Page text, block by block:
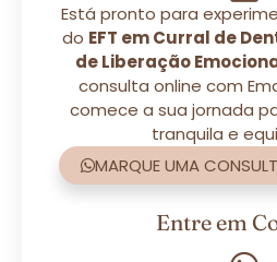
Está pronto para
do EFT em Curral de
de Liberação
consulta online com
comece a sua jornada
tranquila e
MARQUE UMA
Entre em